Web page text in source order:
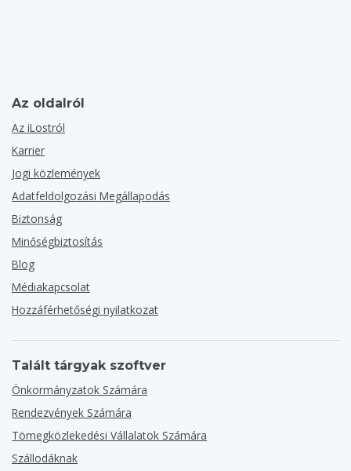
Az oldalról
Az iLostról
Karrier
Jogi közlemények
Adatfeldolgozási Megállapodás
Biztonság
Minőségbiztosítás
Blog
Médiakapcsolat
Hozzáférhetőségi nyilatkozat
Talált tárgyak szoftver
Önkormányzatok Számára
Rendezvények Számára
Tömegközlekedési Vállalatok Számára
Szállodáknak